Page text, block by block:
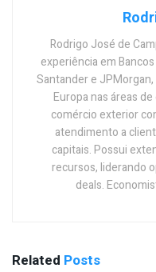
Rodrigo José de
experiência em
Santander e
Europa nas áreas
comércio exterior
atendimento a
capitais. Possui
recursos, liderando
deals.
Related Posts